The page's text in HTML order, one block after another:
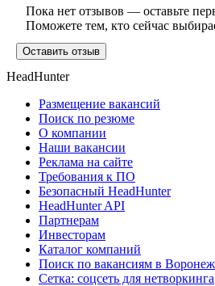
Пока нет отзывов — оставьте
Поможете тем, кто сейчас
Оставить отзыв
HeadHunter
Размещение вакансий
Поиск по резюме
О компании
Наши вакансии
Реклама на сайте
Требования к ПО
Безопасный HeadHunter
HeadHunter API
Партнерам
Инвесторам
Каталог компаний
Поиск по вакансиям в
Сетка: соцсеть для нетворкинга